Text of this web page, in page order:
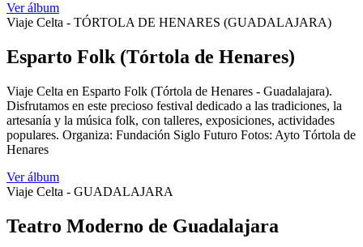
Ver álbum
Viaje Celta - TÓRTOLA DE HENARES (GUADALAJARA)
Esparto Folk (Tórtola de Henares)
Viaje Celta en Esparto Folk (Tórtola de Henares - Guadalajara).
Disfrutamos en este precioso festival dedicado a las tradiciones, la
artesanía y la música folk, con talleres, exposiciones, actividades
populares. Organiza: Fundación Siglo Futuro Fotos: Ayto Tórtola de
Henares
Ver álbum
Viaje Celta - GUADALAJARA
Teatro Moderno de Guadalajara